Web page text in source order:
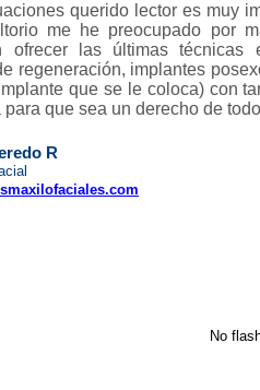
querido lector es muy
me he preocupado por
ofrecer las últimas técnicas
regeneración, implantes
que se le coloca) con
que sea un derecho de
R
No